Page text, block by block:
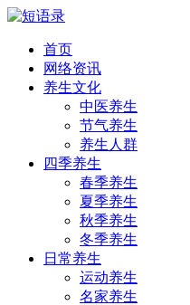
首页
网络资讯
养生文化
中医养生
节气养生
养生人群
四季养生
春季养生
夏季养生
秋季养生
冬季养生
日常养生
运动养生
名家养生